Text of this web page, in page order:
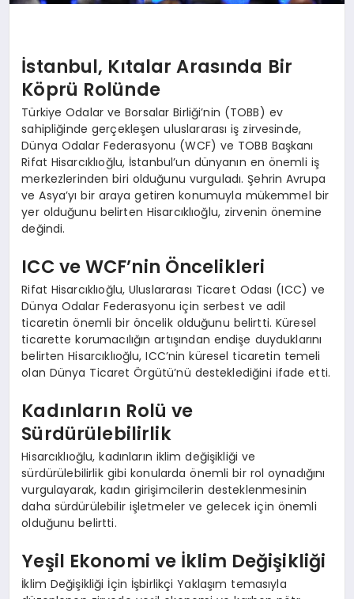
İstanbul, Kıtalar Arasında Bir
Köprü Rolünde
Türkiye Odalar ve Borsalar Birliği’nin (TOBB) ev
sahipliğinde gerçekleşen uluslararası iş zirvesinde,
Dünya Odalar Federasyonu (WCF) ve TOBB Başkanı
Rifat Hisarcıklıoğlu, İstanbul’un dünyanın en önemli iş
merkezlerinden biri olduğunu vurguladı. Şehrin Avrupa
ve Asya’yı bir araya getiren konumuyla mükemmel bir
yer olduğunu belirten Hisarcıklıoğlu, zirvenin önemine
değindi.
ICC ve WCF’nin Öncelikleri
Rifat Hisarcıklıoğlu, Uluslararası Ticaret Odası (ICC) ve
Dünya Odalar Federasyonu için serbest ve adil
ticaretin önemli bir öncelik olduğunu belirtti. Küresel
ticarette korumacılığın artışından endişe duyduklarını
belirten Hisarcıklıoğlu, ICC’nin küresel ticaretin temeli
olan Dünya Ticaret Örgütü’nü desteklediğini ifade etti.
Kadınların Rolü ve
Sürdürülebilirlik
Hisarcıklıoğlu, kadınların iklim değişikliği ve
sürdürülebilirlik gibi konularda önemli bir rol oynadığını
vurgulayarak, kadın girişimcilerin desteklenmesinin
daha sürdürülebilir işletmeler ve gelecek için önemli
olduğunu belirtti.
Yeşil Ekonomi ve İklim Değişikliği
İklim Değişikliği İçin İşbirlikçi Yaklaşım temasıyla